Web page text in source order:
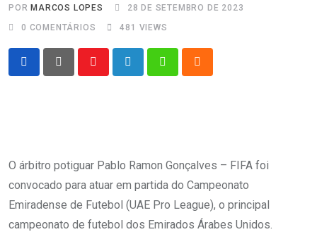
POR MARCOS LOPES
28 DE SETEMBRO DE 2023
0 COMENTÁRIOS 481 VIEWS
O árbitro potiguar Pablo Ramon Gonçalves – FIFA foi
convocado para atuar em partida do Campeonato
Emiradense de Futebol (UAE Pro League), o principal
campeonato de futebol dos Emirados Árabes Unidos.